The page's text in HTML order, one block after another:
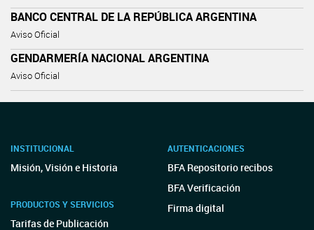
BANCO CENTRAL DE LA REPÚBLICA ARGENTINA
Aviso Oficial
GENDARMERÍA NACIONAL ARGENTINA
Aviso Oficial
INSTITUCIONAL
Misión, Visión e Historia
PRODUCTOS Y SERVICIOS
Tarifas de Publicación
AUTENTICACIONES
BFA Repositorio recibos
BFA Verificación
Firma digital